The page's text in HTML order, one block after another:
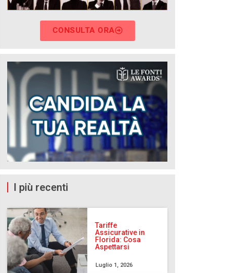
CONSULTA ORA
I più recenti
Tariffe
Assicurative in
Florida: Cosa
Aspettarsi
Luglio 1, 2026